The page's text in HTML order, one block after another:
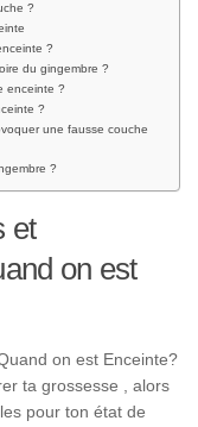
?
?
du gingembre ?
enceinte ?
?
une fausse couche
?
et
on est
on est Enceinte?
ta grossesse , alors
pour ton état de